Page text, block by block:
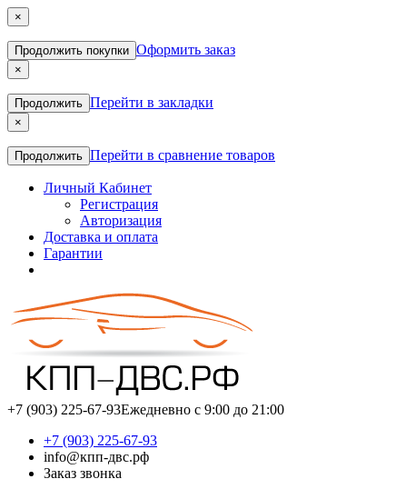
×
Продолжить покупки Оформить заказ
×
Продолжить Перейти в закладки
×
Продолжить Перейти в сравнение товаров
Личный Кабинет
Регистрация
Авторизация
Доставка и оплата
Гарантии
+7 (903) 225-67-93Ежедневно с 9:00 до 21:00
+7 (903) 225-67-93
info@кпп-двс.рф
Заказ звонка